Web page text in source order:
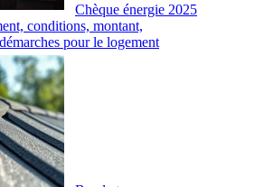
Chèque énergie 2025
conditions, montant,
pour le logement